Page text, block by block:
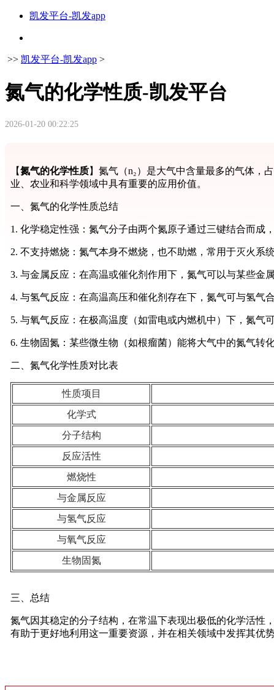
凯发平台-凯发app
>> 凯发平台-凯发app >
氮气的化学性质-凯发平台
2026-01-20 00:22:25
【氮气的化学性质】氮气（n₂）是大气中含量最多的气体，
业、农业和科学领域中具有重要的应用价值。
一、氮气的化学性质总结
1. 化学稳定性强：氮气分子由两个氮原子通过三键结合而成
2. 不支持燃烧：氮气本身不燃烧，也不助燃，常用于灭火系
3. 与金属反应：在高温或催化剂作用下，氮气可以与某些金
4. 与氢气反应：在高温高压和催化剂存在下，氮气可与氢气
5. 与氧气反应：在极高温度（如雷电或内燃机中）下，氮气
6. 生物固氮：某些微生物（如根瘤菌）能将大气中的氮气转
二、氮气化学性质对比表
性质项目
化学式
分子结构
反应活性
燃烧性
与金属反应
与氢气反应
与氧气反应
生物固氮
三、总结
氮气因其稳定的分子结构，在常温下表现出极低的化学活性
有助于更好地利用这一重要资源，并在相关领域中发挥其优势